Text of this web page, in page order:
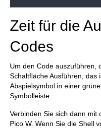
Zeit für die
Codes
Um den Code auszuführen,
Schaltfläche Ausführen, das
Abspielsymbol in einer
Symbolleiste.
Verbinden Sie sich dann mit
Pico W. Wenn Sie die Shell